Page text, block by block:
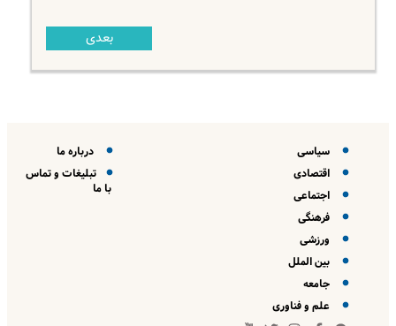
بعدی
سیاسی
اقتصادی
اجتماعی
فرهنگی
ورزشی
بین الملل
جامعه
علم و فناوری
درباره ما
تبلیغات و تماس
با ما